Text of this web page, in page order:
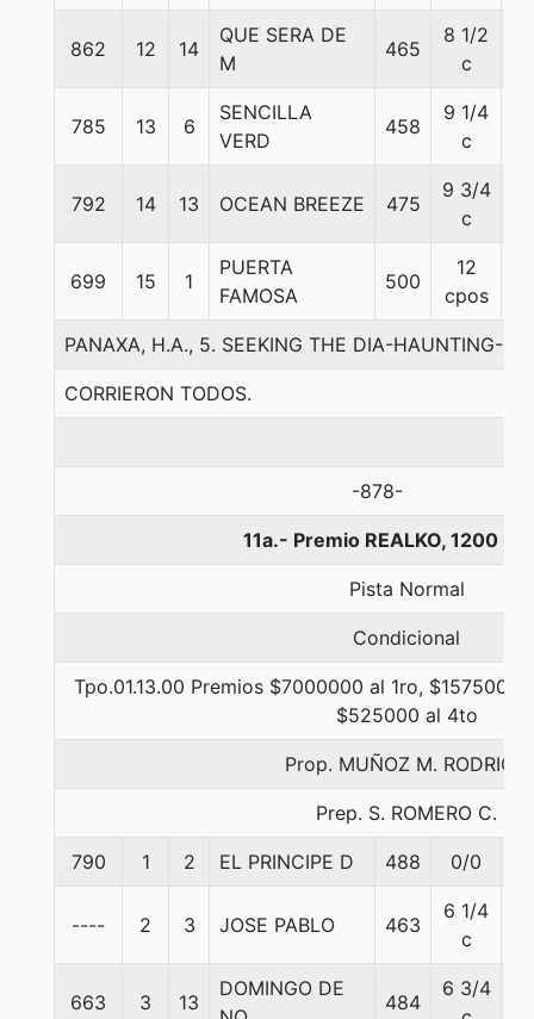
862 12 14
QUE SERA DE
M
465
8 1/2
c
785 13 6
SENCILLA
VERD
458
9 1/4
c
792 14 13 OCEAN BREEZE 475
9 3/4
c
699 15 1
PUERTA
FAMOSA
500
12
cpos
PANAXA, H.A., 5. SEEKING THE DIA-HAUNTING-
CORRIERON TODOS.
-878-
11a.- Premio REALKO, 1200
Pista Normal
Condicional
Tpo.01.13.00 Premios $7000000 al 1ro,
$525000 al 4to
Prop. MUÑOZ M. RODRIGO
Prep. S. ROMERO C.
790 1 2 EL PRINCIPE D 488 0/0
---- 2 3 JOSE PABLO 463
6 1/4
c
663 3 13
DOMINGO DE
484
6 3/4